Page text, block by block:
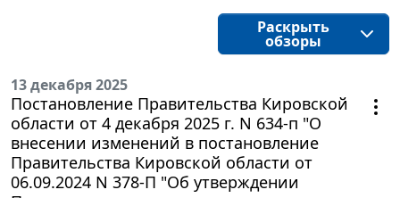
Раскрыть
обзоры
13 декабря 2025
Постановление Правительства Кировской
области от 4 декабря 2025 г. N 634-п "О
внесении изменений в постановление
Правительства Кировской области от
06.09.2024 N 378-П "Об утверждении